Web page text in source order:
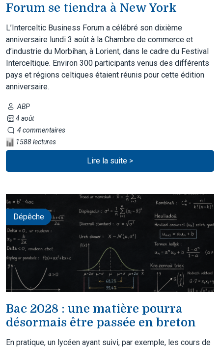
Forum se tiendra à New York
L’Interceltic Business Forum a célébré son dixième
anniversaire lundi 3 août à la Chambre de commerce et
d’industrie du Morbihan, à Lorient, dans le cadre du Festival
Interceltique. Environ 300 participants venus des différents
pays et régions celtiques étaient réunis pour cette édition
anniversaire.
ABP
4 août
4 commentaires
1588 lectures
Lire la suite >
Dépêche
Bac 2028 : une matière pourra
désormais être passée en breton
En pratique, un lycéen ayant suivi, par exemple, les cours de